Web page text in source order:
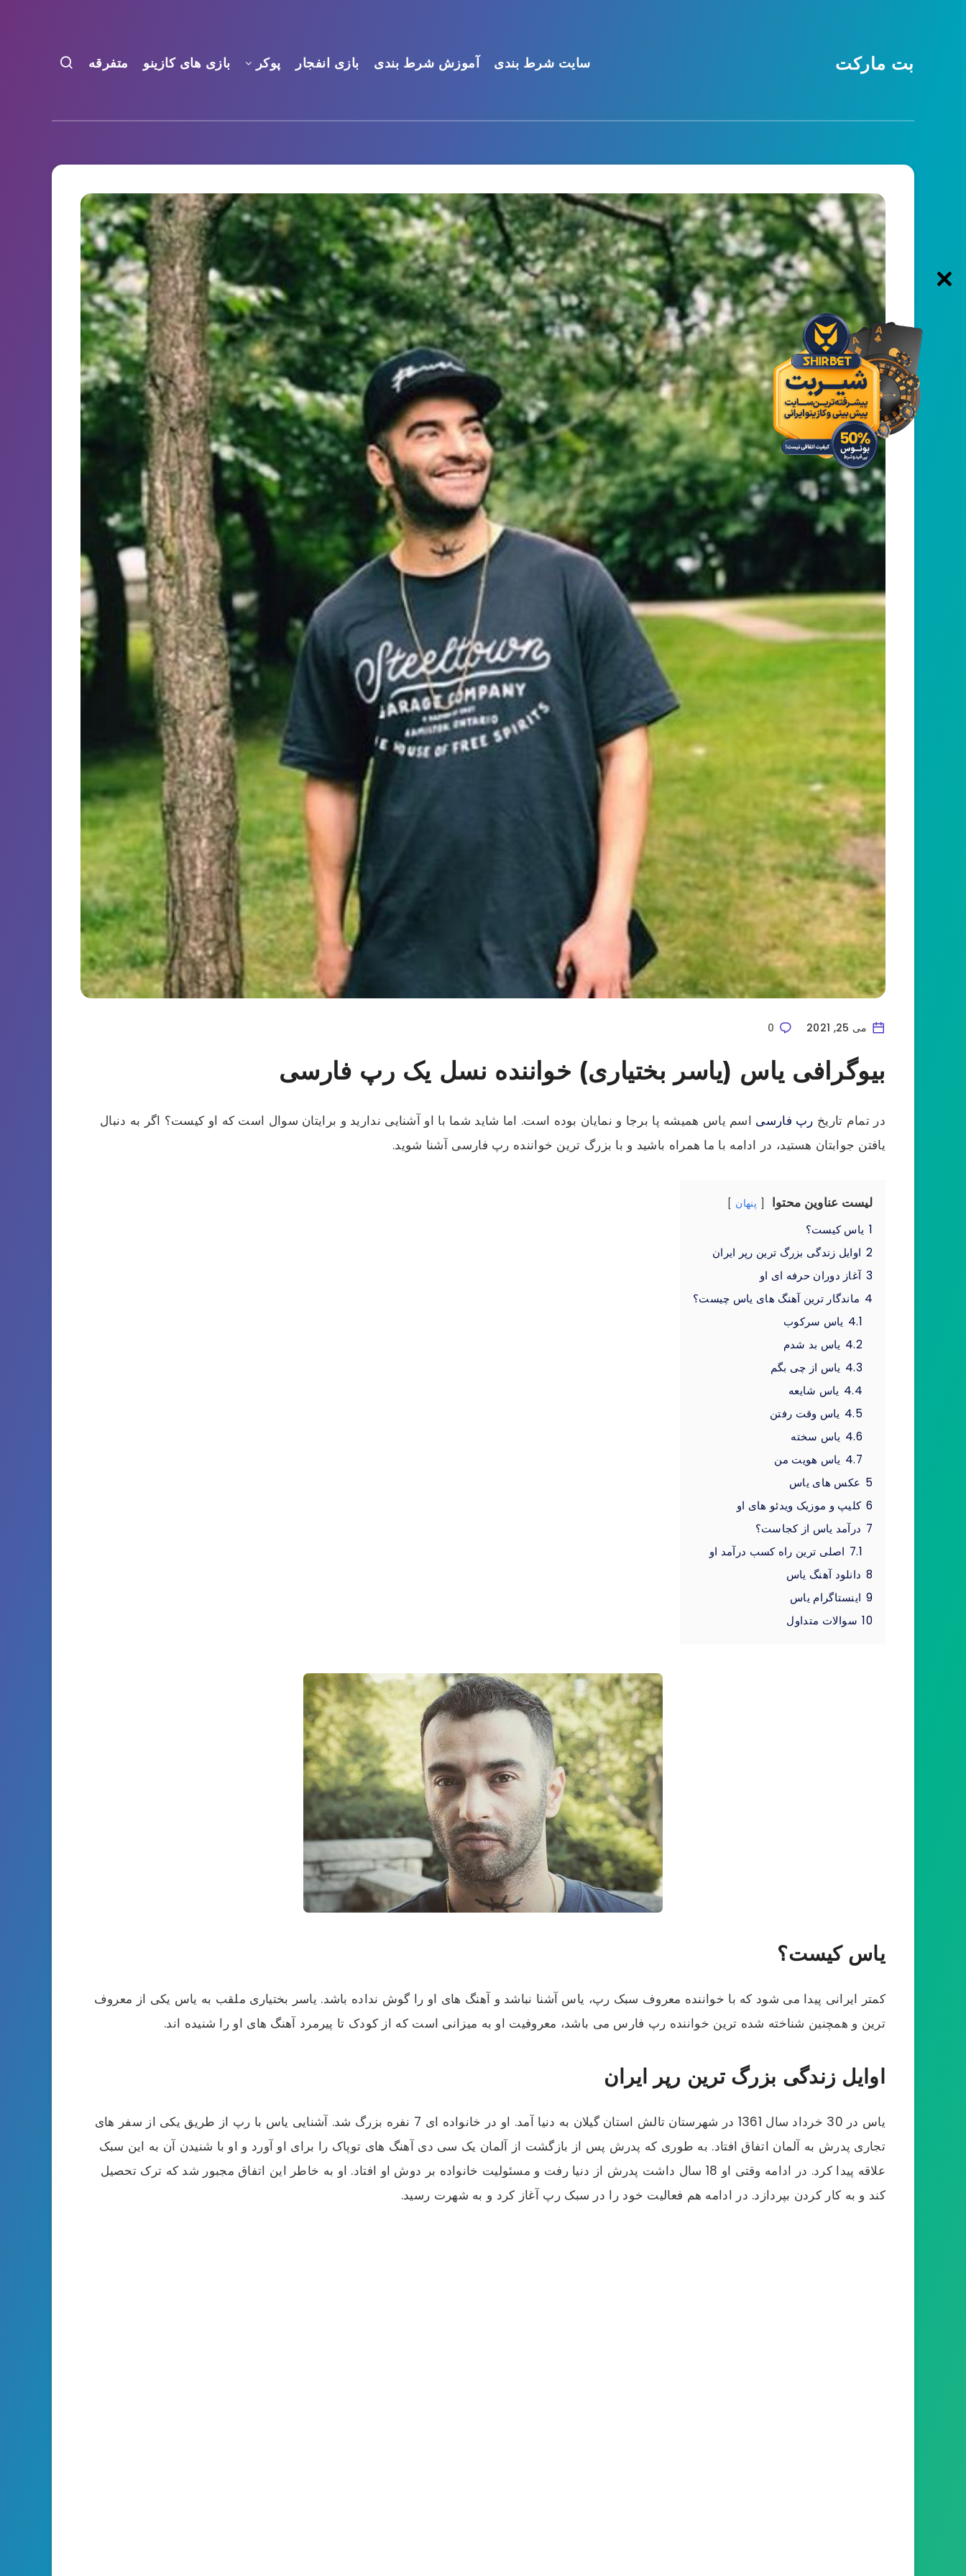
بت مارکت سایت شرط بندی آموزش شرط بندی بازی انفجار پوکر بازی های کازینو متفرقه
می 25, 2021 0
بیوگرافی یاس (یاسر بختیاری) خواننده نسل یک رپ فارسی
در تمام تاریخ رپ فارسی اسم یاس همیشه پا برجا و نمایان بوده است. اما شاید شما با او آشنایی ندارید و برایتان سوال است که او کیست؟ اگر به دنبال
یافتن جوابتان هستید، در ادامه با ما همراه باشید و با بزرگ ترین خواننده رپ فارسی آشنا شوید.
لیست عناوین محتوا پنهان
1 یاس کیست؟
2 اوایل زندگی بزرگ ترین رپر ایران
3 آغاز دوران حرفه ای او
4 ماندگار ترین آهنگ های یاس چیست؟
4.1 یاس سرکوب
4.2 یاس بد شدم
4.3 یاس از چی بگم
4.4 یاس شایعه
4.5 یاس وقت رفتن
4.6 یاس سخته
4.7 یاس هویت من
5 عکس های یاس
6 کلیپ و موزیک ویدئو های او
7 درآمد یاس از کجاست؟
7.1 اصلی ترین راه کسب درآمد او
8 دانلود آهنگ یاس
9 اینستاگرام یاس
10 سوالات متداول
یاس کیست؟
کمتر ایرانی پیدا می شود که با خواننده معروف سبک رپ، یاس آشنا نباشد و آهنگ های او را گوش نداده باشد. یاسر بختیاری ملقب به یاس یکی از معروف
ترین و همچنین شناخته شده ترین خواننده رپ فارس می باشد، معروفیت او به میزانی است که از کودک تا پیرمرد آهنگ های او را شنیده اند.
اوایل زندگی بزرگ ترین رپر ایران
یاس در 30 خرداد سال 1361 در شهرستان تالش استان گیلان به دنیا آمد. او در خانواده ای 7 نفره بزرگ شد. آشنایی یاس با رپ از طریق یکی از سفر های
تجاری پدرش به آلمان اتفاق افتاد. به طوری که پدرش پس از بازگشت از آلمان یک سی دی آهنگ های توپاک را برای او آورد و او با شنیدن آن به این سبک
علاقه پیدا کرد. در ادامه وقتی او 18 سال داشت پدرش از دنیا رفت و مسئولیت خانواده بر دوش او افتاد. او به خاطر این اتفاق مجبور شد که ترک تحصیل
کند و به کار کردن بپردازد. در ادامه هم فعالیت خود را در سبک رپ آغاز کرد و به شهرت رسید.